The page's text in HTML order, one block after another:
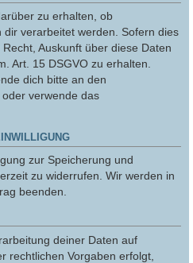
zu erhalten, ob
verarbeitet werden. Sofern dies
Auskunft über diese Daten
Art. 15 DSGVO zu erhalten.
dich bitte an den
verwende das
zur Speicherung und
zu widerrufen. Wir werden in
beenden.
deiner Daten auf
rechtlichen Vorgaben erfolgt,